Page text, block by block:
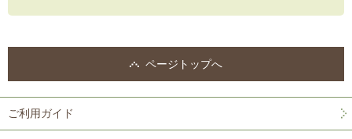
ページトップへ
ご利用ガイド